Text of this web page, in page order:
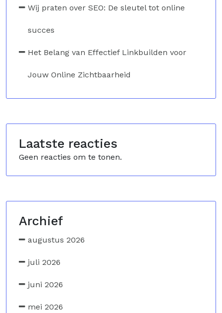
Wij praten over SEO: De sleutel tot online
succes
Het Belang van Effectief Linkbuilden voor
Jouw Online Zichtbaarheid
Laatste reacties
Geen reacties om te tonen.
Archief
augustus 2026
juli 2026
juni 2026
mei 2026